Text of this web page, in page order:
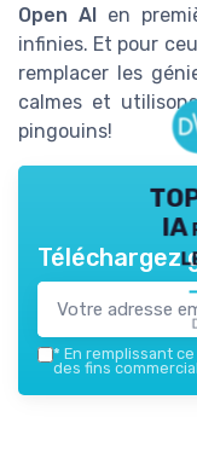
Open AI
en
infinies. Et pour
remplacer les
calmes et
pingouins!
IA
Téléchargez
* En remplissant
des fins